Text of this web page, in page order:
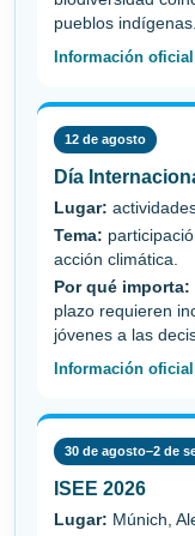
pueblos indígenas.
Información
12 de agosto
Día
Lugar:
Tema:
acción climática.
Por qué importa:
plazo requieren
jóvenes a las
Información
30 de agosto–2 de
ISEE 2026
Lugar: Múnich,